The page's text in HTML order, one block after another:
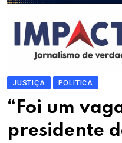
JUSTIÇA POLITICA
“Foi um
presidente